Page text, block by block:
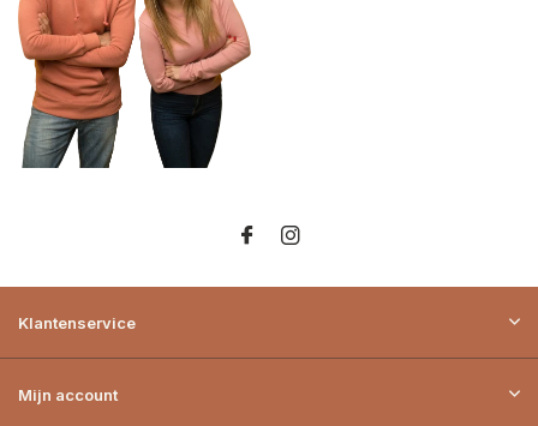
Klantenservice
Mijn account